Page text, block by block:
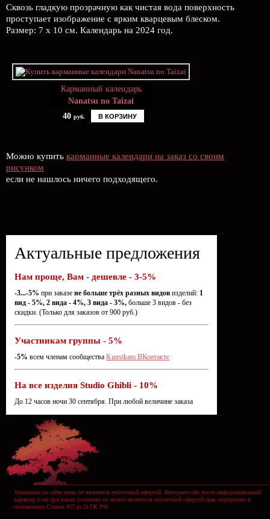
Сквозь гладкую прозрачную как чистая вода поверхность
проступает изображение с ярким кварцевым блеском.
Размер: 7 х 10 см. Календарь на 2024 год.
Карманный календарь
Nanatsu no Taizai
40 руб. В КОРЗИНУ
Можно купить карманные календари на заказ со своим
рисунком
если не нашлось ничего подходящего.
Актуальные предложения
Нам проще, Вам - дешевле - 3-5%
-3...-5% при заказе не больше трёх разных видов изделий: 1
вид - 5%, 2 вида - 4%, 3 вида - 3%, больше 3 видов - без
скидки. (Только для заказов от 900 руб.)
Участникам группы - 5%
-5% всем членам сообщества Kunstkam ВКонтакте
На все изделия Studio Ghibli - 10%
До 12 часов ночи 30 сентября. При любой величине заказа
Указанные на сайте цены не являются публичной офертой. Интернет-сайт носит информационный
характер и ни при каких условиях не может являеться публичной офертой (как определено в
положениях Статьи 437 (п.2) ГК РФ.